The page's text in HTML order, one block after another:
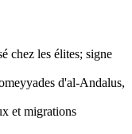
chez les élites; signe
d'al‑Andalus,
et migrations